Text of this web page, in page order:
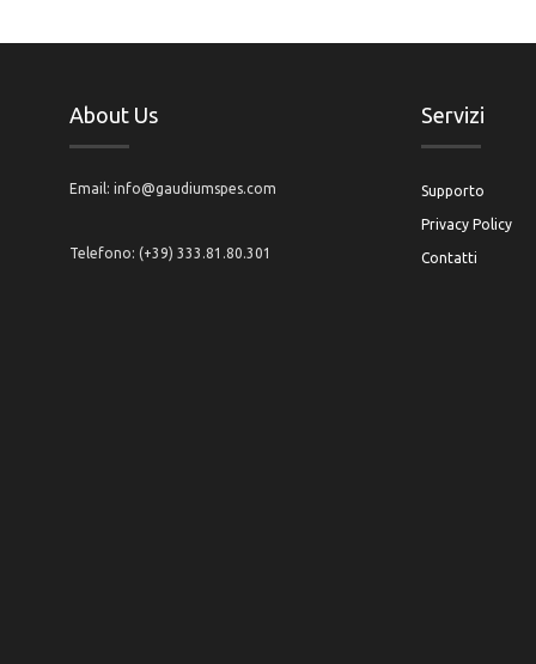
About Us
Email: info@gaudiumspes.com
Telefono: (+39) 333.81.80.301
Servizi
Supporto
Privacy Policy
Contatti